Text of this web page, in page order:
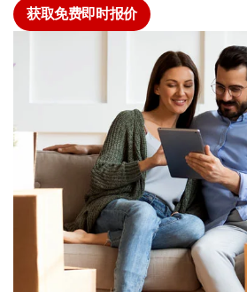
获取免费即时报价